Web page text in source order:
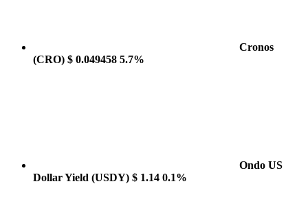
Cronos
(CRO) $ 0.049458 5.7%
Ondo US
Dollar Yield (USDY) $ 1.14 0.1%